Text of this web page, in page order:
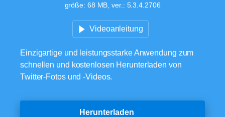
größe: 68 MB, ver.: 5.3.4.2706
Videoanleitung
Einzigartige und leistungsstarke Anwendung zum
schnellen und kostenlosen Herunterladen von
Twitter-Fotos und -Videos.
Herunterladen